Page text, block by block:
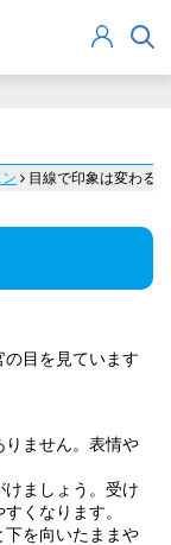
目線で印象は変わる
の目を見ています
りません。表情や
ましょう。受け
くなります。
下を向いたままや